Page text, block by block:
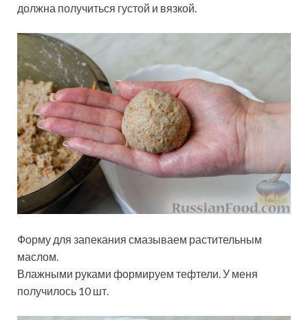
должна получиться густой и вязкой.
Форму для запекания смазываем растительным
маслом.
Влажными руками формируем тефтели. У меня
получилось 10 шт.